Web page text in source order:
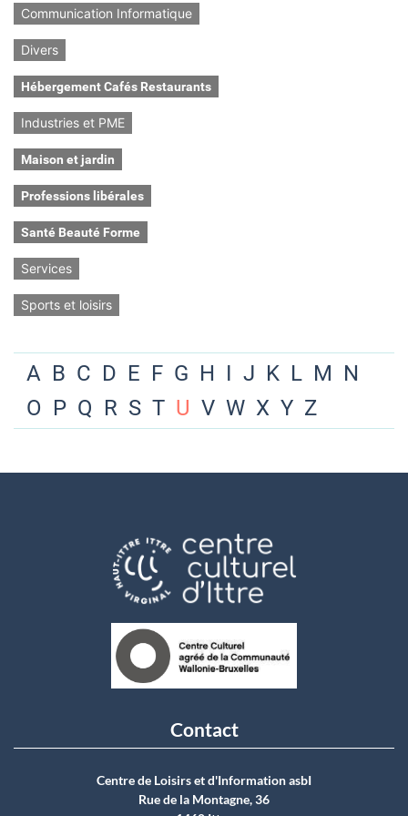
Communication Informatique
Divers
Hébergement Cafés Restaurants
Industries et PME
Maison et jardin
Professions libérales
Santé Beauté Forme
Services
Sports et loisirs
A B C D E F G H I J K L M N
O P Q R S T U V W X Y Z
Contact
Centre de Loisirs et d'Information asbI
Rue de la Montagne, 36